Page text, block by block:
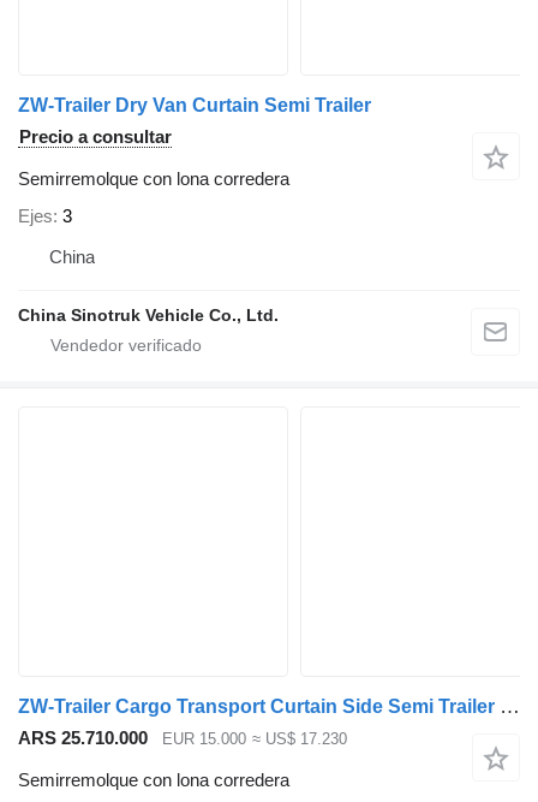
ZW-Trailer Dry Van Curtain Semi Trailer
Precio a consultar
Semirremolque con lona corredera
Ejes 3
China
China Sinotruk Vehicle Co., Ltd.
ZW-Trailer Cargo Transport Curtain Side Semi Trailer for sale
ARS 25.710.000 EUR 15.000 ≈ US$ 17.230
Semirremolque con lona corredera